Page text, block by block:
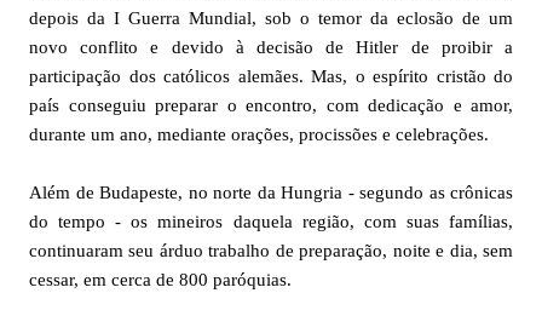
depois da I Guerra Mundial, sob o temor da eclosão de um
novo conflito e devido à decisão de Hitler de proibir a
participação dos católicos alemães. Mas, o espírito cristão do
país conseguiu preparar o encontro, com dedicação e amor,
durante um ano, mediante orações, procissões e celebrações.
Além de Budapeste, no norte da Hungria - segundo as crônicas
do tempo - os mineiros daquela região, com suas famílias,
continuaram seu árduo trabalho de preparação, noite e dia, sem
cessar, em cerca de 800 paróquias.